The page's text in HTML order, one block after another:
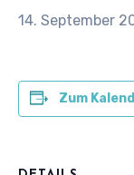
14. September
Zum